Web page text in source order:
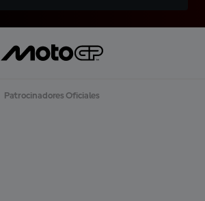
Patrocinadores Oficiales